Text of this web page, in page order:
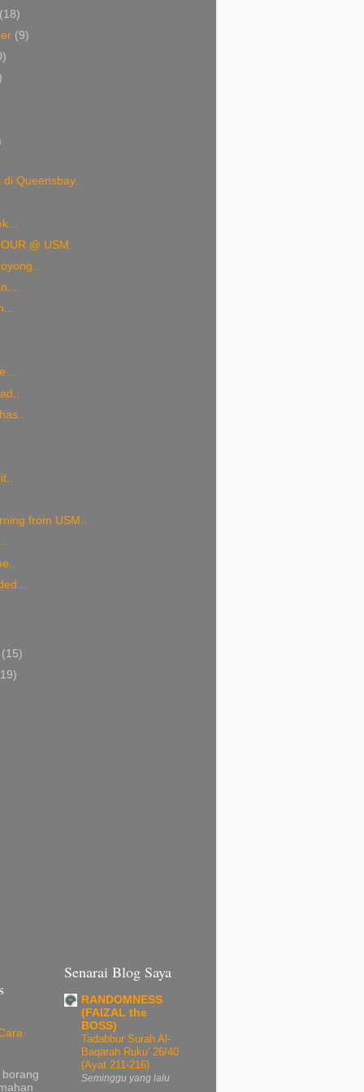
(18)
(9)
di Queensbay..
@ USM.
from USM..
(15)
Senarai Blog Saya
RANDOMNESS
(FAIZAL the
BOSS)
Tadabbur Surah Al-
Baqarah Ruku' 26/40
(Ayat 211-216)
Seminggu yang lalu